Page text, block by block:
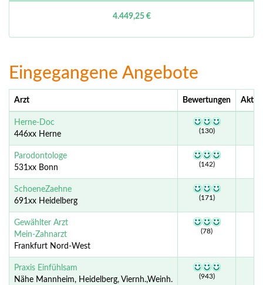
4.449,25 €
Eingegangene Angebote
Arzt Bewertungen
Herne-Doc
446xx Herne
(130)
Parodontologe
531xx Bonn
(142)
SchoeneZaehne
691xx Heidelberg
(171)
Gewählter Arzt
Mein-Zahnarzt
Frankfurt Nord-West
(78)
Praxis Einfühlsam
Nähe Mannheim, Heidelberg, Viernh.,Weinh.
(943)